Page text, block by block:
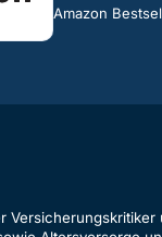
Amazon
Versicherungskritiker